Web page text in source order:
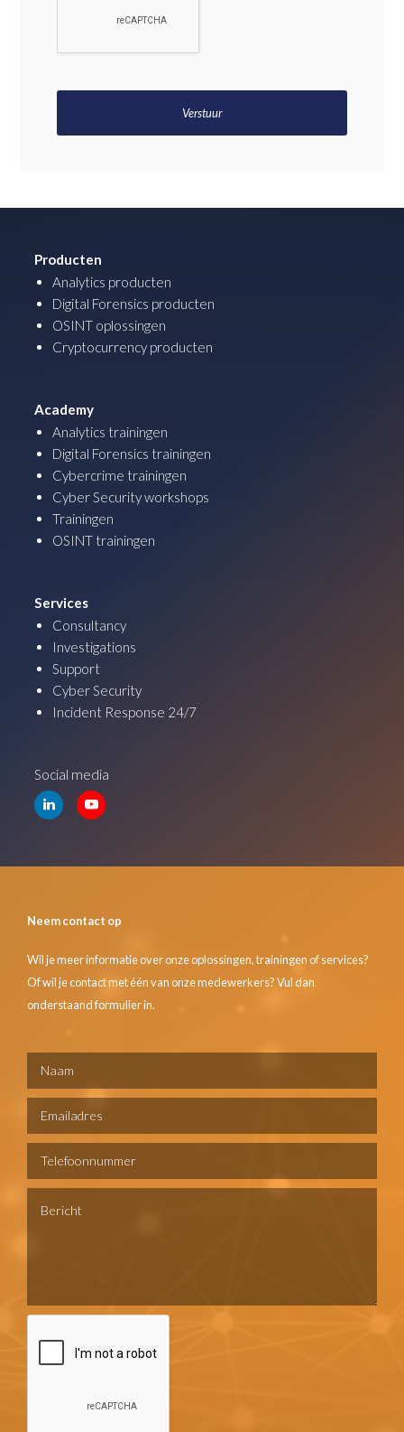
Producten
Analytics producten
Digital Forensics producten
OSINT oplossingen
Cryptocurrency producten
Academy
Analytics trainingen
Digital Forensics trainingen
Cybercrime trainingen
Cyber Security workshops
Trainingen
OSINT trainingen
Services
Consultancy
Investigations
Support
Cyber Security
Incident Response 24/7
Social media
Neem contact op
Wil je meer informatie over onze oplossingen, trainingen of services?
Of wil je contact met één van onze medewerkers? Vul dan
onderstaand formulier in.